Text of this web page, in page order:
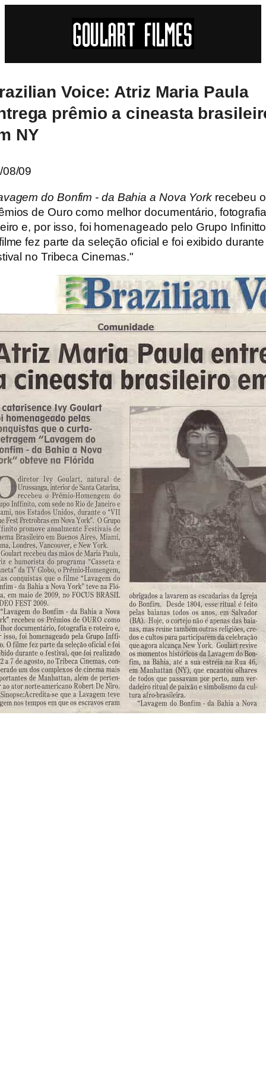
Voice: Atriz Maria Paula
prêmio a cineasta
NY
08/09
do Bonfim - da Bahia a Nova Yorkrecebeu
de Ouro como melhor documentário,
e, por isso, foi homenageado pelo Grupo
fez parte da seleção oficial e foi exibido
no Tribeca Cinemas."